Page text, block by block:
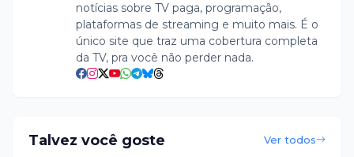
notícias sobre TV paga, programação,
plataformas de streaming e muito mais. É o
único site que traz uma cobertura completa
da TV, pra você não perder nada.
Talvez você goste Ver todos